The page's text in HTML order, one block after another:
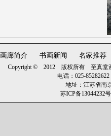
画廊简介 书画新闻 名家推荐
Copyright © 2012 版权所有 至真堂
电话：025-
地址：江苏省南
苏ICP备13044232